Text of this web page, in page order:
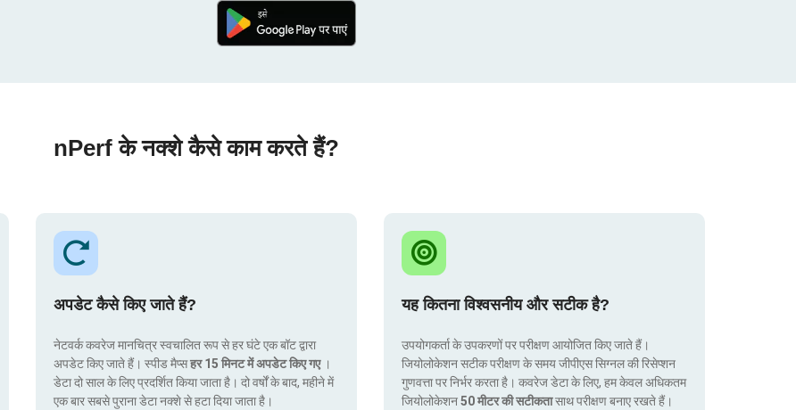
nPerf के नक्शे कैसे काम करते हैं?
अपडेट कैसे किए जाते हैं?
नेटवर्क कवरेज मानचित्र स्वचालित रूप से हर घंटे एक बॉट द्वारा
अपडेट किए जाते हैं। स्पीड मैप्सहर 15 मिनट में अपडेट किए गए ।
डेटा दो साल के लिए प्रदर्शित किया जाता है। दो वर्षों के बाद, महीने में
एक बार सबसे पुराना डेटा नक्शे से हटा दिया जाता है।
यह कितना विश्वसनीय और सटीक है?
उपयोगकर्ता के उपकरणों पर परीक्षण आयोजित किए जाते हैं।
जियोलोकेशन सटीक परीक्षण के समय जीपीएस सिग्नल की रिसेप्शन
गुणवत्ता पर निर्भर करता है। कवरेज डेटा के लिए, हम केवल अधिकतम
जियोलोकेशन50 मीटर की सटीकतासाथ परीक्षण बनाए रखते हैं।